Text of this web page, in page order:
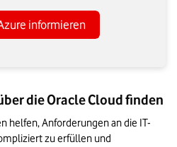
informieren
die Oracle Cloud finden
helfen, Anforderungen an die IT-
zu erfüllen und